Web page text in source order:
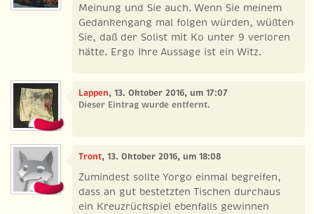
Meinung und Sie auch. Wenn Sie meinem
Gedankengang mal folgen würden, wüßten
Sie, daß der Solist mit Ko unter 9 verloren
hätte. Ergo Ihre Aussage ist ein Witz.
Lappen, 13. Oktober 2016, um 17:07
Dieser Eintrag wurde entfernt.
Tront, 13. Oktober 2016, um 18:08
Zumindest sollte Yorgo einmal begreifen,
dass an gut bestetzten Tischen durchaus
ein Kreuzrückspiel ebenfalls gewinnen